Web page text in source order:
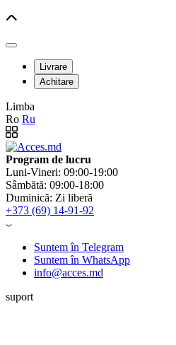
Livrare
Achitare
Limba
Ro Ru
Program de lucru
Luni-Vineri: 09:00-19:00
Sâmbătă: 09:00-18:00
Duminică: Zi liberă
+373 (69) 14-91-92
Suntem în Telegram
Suntem în WhatsApp
info@acces.md
suport